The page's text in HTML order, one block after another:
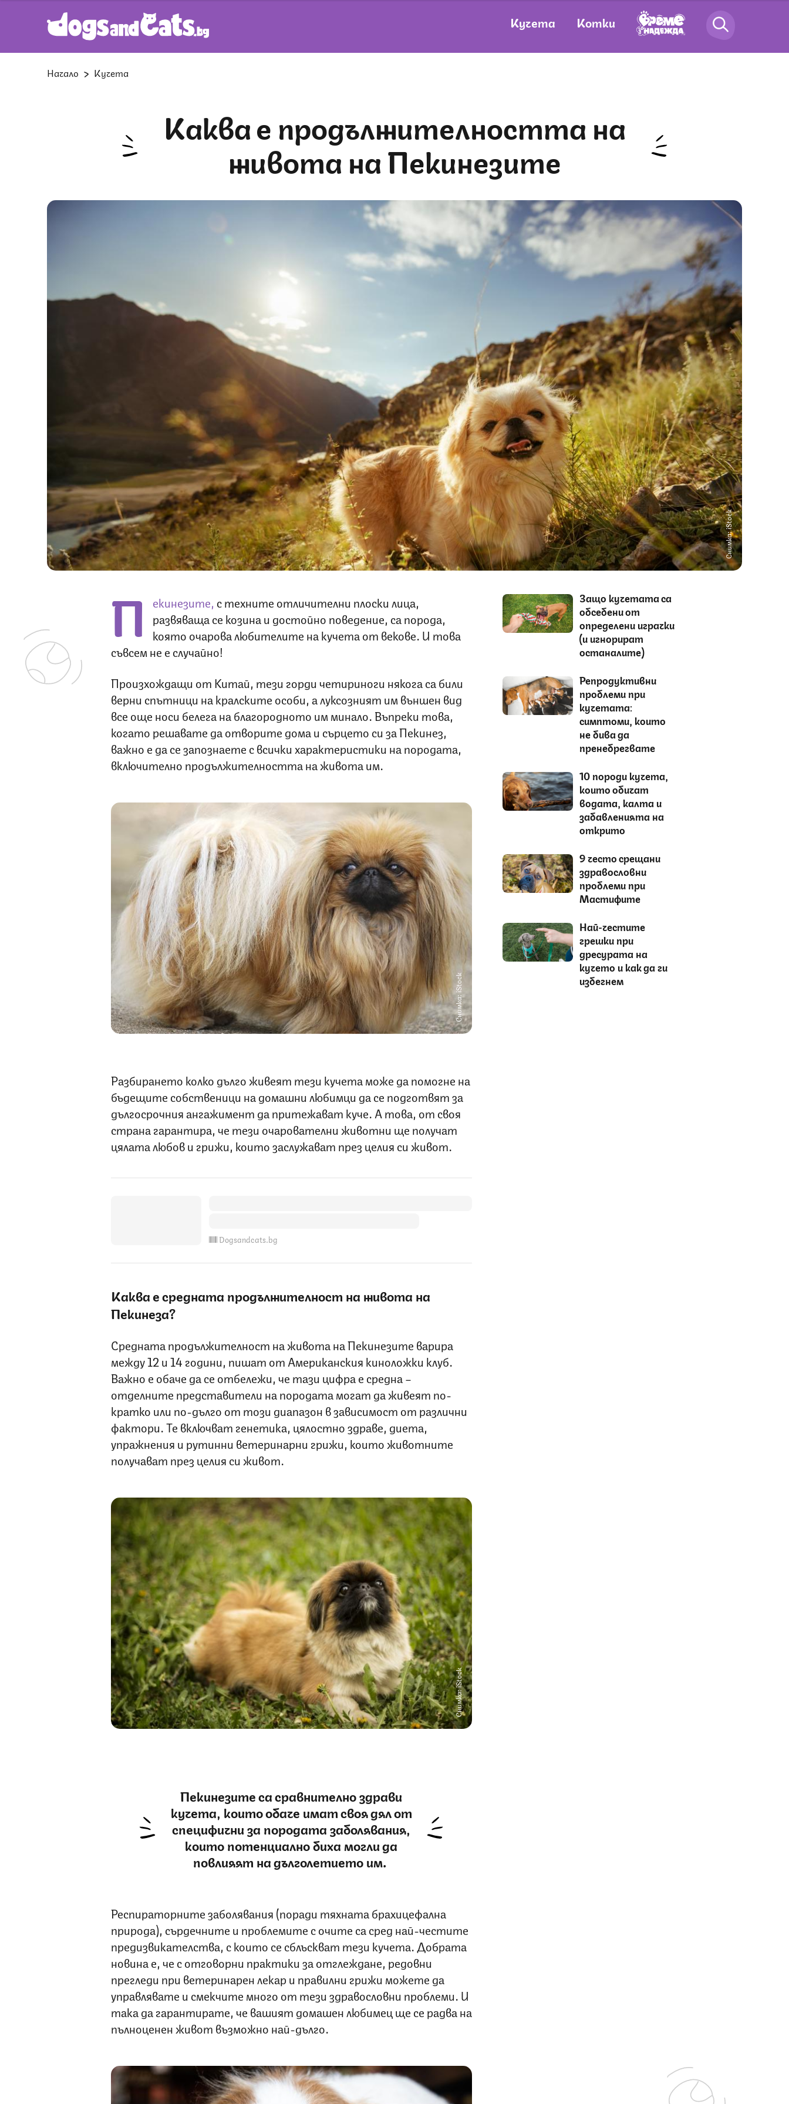
Кучета Котки
Начало Кучета
Каква е продължителността на
живота на Пекинезите
Снимка: iStock
П екинезите, с техните отличителни плоски лица,
развяваща се козина и достойно поведение, са порода,
която очарова любителите на кучета от векове. И това
съвсем не е случайно!
Произхождащи от Китай, тези горди четириноги някога са били
верни спътници на кралските особи, а луксозният им външен вид
все още носи белега на благородното им минало. Въпреки това,
когато решавате да отворите дома и сърцето си за Пекинез,
важно е да се запознаете с всички характеристики на породата,
включително продължителността на живота им.
Снимка: iStock
Разбирането колко дълго живеят тези кучета може да помогне на
бъдещите собственици на домашни любимци да се подготвят за
дългосрочния ангажимент да притежават куче. А това, от своя
страна гарантира, че тези очарователни животни ще получат
цялата любов и грижи, които заслужават през целия си живот.
Dogsandcats.bg
Каква е средната продължителност на живота на
Пекинеза?
Средната продължителност на живота на Пекинезите варира
между 12 и 14 години, пишат от Американския киноложки клуб.
Важно е обаче да се отбележи, че тази цифра е средна –
отделните представители на породата могат да живеят по-
кратко или по-дълго от този диапазон в зависимост от различни
фактори. Те включват генетика, цялостно здраве, диета,
упражнения и рутинни ветеринарни грижи, които животните
получават през целия си живот.
Снимка: iStock
Пекинезите са сравнително здрави
кучета, които обаче имат своя дял от
специфични за породата заболявания,
които потенциално биха могли да
повлияят на дълголетието им.
Респираторните заболявания (поради тяхната брахицефална
природа), сърдечните и проблемите с очите са сред най-честите
предизвикателства, с които се сблъскват тези кучета. Добрата
новина е, че с отговорни практики за отглеждане, редовни
прегледи при ветеринарен лекар и правилни грижи можете да
управлявате и смекчите много от тези здравословни проблеми. И
така да гарантирате, че вашият домашен любимец ще се радва на
пълноценен живот възможно най-дълго.
Защо кучетата са
обсебени от
определени играчки
(и игнорират
останалите)
Репродуктивни
проблеми при
кучетата:
симптоми, които
не бива да
пренебрегвате
10 породи кучета,
които обичат
водата, калта и
забавленията на
открито
9 често срещани
здравословни
проблеми при
Мастифите
Най-честите
грешки при
дресурата на
кучето и как да ги
избегнем